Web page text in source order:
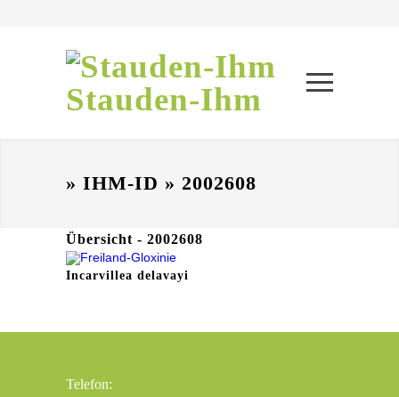
Stauden-Ihm
» IHM-ID » 2002608
Übersicht - 2002608
Incarvillea delavayi
Telefon: